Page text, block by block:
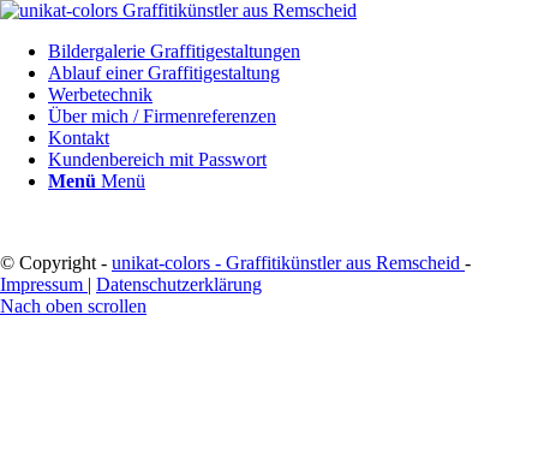
Bildergalerie Graffitigestaltungen
Ablauf einer Graffitigestaltung
Werbetechnik
Über mich / Firmenreferenzen
Kontakt
Kundenbereich mit Passwort
Menü Menü
© Copyright - unikat-colors - Graffitikünstler aus Remscheid -
Impressum | Datenschutzerklärung
Nach oben scrollen